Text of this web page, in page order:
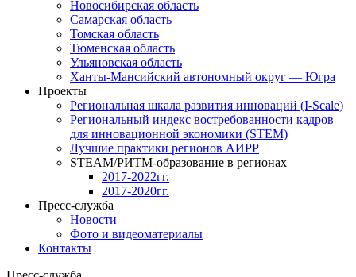
Новосибирская область
Самарская область
Томская область
Тюменская область
Ульяновская область
Ханты-Мансийский автономный округ — Югра
Проекты
Региональная шкала развития инноваций (I-Scale)
Региональный индекс востребованности кадров
для инновационной экономики (STEM)
Лучшие практики регионов АИРР
STEAM/РИТМ-образование в регионах
2017-2022гг.
2017-2020гг.
Пресс-служба
Новости
Фото и видеоматериалы
Контакты